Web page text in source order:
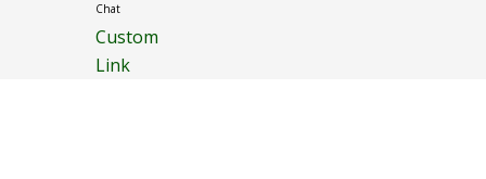
Chat
Custom
Link